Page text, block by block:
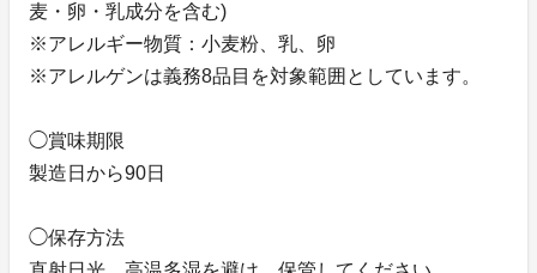
麦・卵・乳成分を含む)
※アレルギー物質：小麦粉、乳、卵
※アレルゲンは義務8品目を対象範囲としています。
◯賞味期限
製造日から90日
◯保存方法